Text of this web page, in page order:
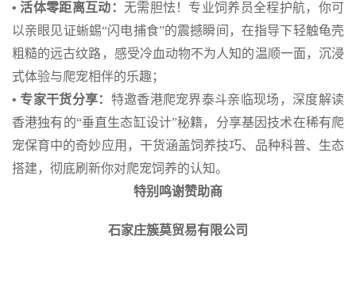
• 活体零距离互动： 无需胆怯！专业饲养员全程护航，你可
以亲眼见证蜥蜴“闪电捕食”的震撼瞬间，在指导下轻触龟壳
粗糙的远古纹路，感受冷血动物不为人知的温顺一面，沉浸
式体验与爬宠相伴的乐趣；
• 专家干货分享： 特邀香港爬宠界泰斗亲临现场，深度解读
香港独有的“垂直生态缸设计”秘籍，分享基因技术在稀有爬
宠保育中的奇妙应用，干货涵盖饲养技巧、品种科普、生态
搭建，彻底刷新你对爬宠饲养的认知。
特别鸣谢赞助商
石家庄簇莫贸易有限公司